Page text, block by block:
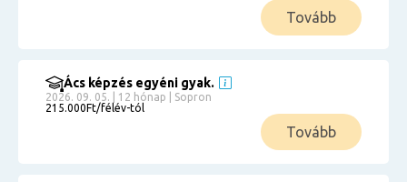
Tovább
Ács képzés egyéni gyak.
2026. 09. 05. | 12 hónap | Sopron
215.000Ft/félév-tól
Tovább